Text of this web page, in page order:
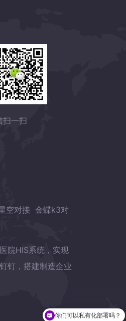
扫一扫
空对接 金蝶k3对
院HIS系统，实现
钉，搭建制造企业
你们可以私有化部署吗？